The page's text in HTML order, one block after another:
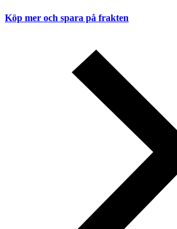
Köp mer och spara på frakten